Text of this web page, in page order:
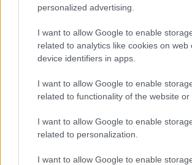
personalized advertising.
I want to allow Google to enable
related to analytics like cookies on web
device identifiers in apps.
I want to allow Google to enable
related to functionality of the website or
I want to allow Google to enable
related to personalization.
I want to allow Google to enable